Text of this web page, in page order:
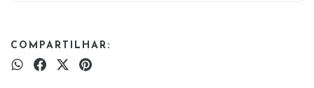
COMPARTILHAR: